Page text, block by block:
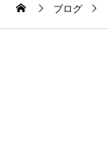
ブログ